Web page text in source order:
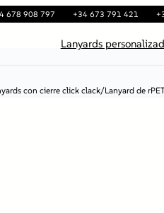
678 908 797 +34 673 791 421
Lanyards
con cierre click clack/Lanyard de